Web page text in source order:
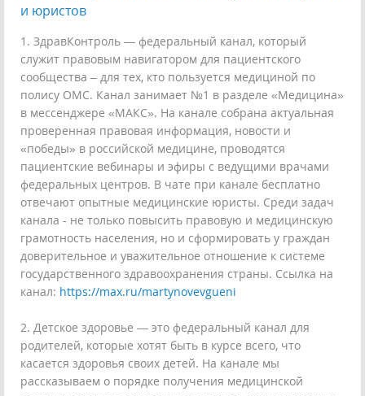
и юристов
1. ЗдравКонтроль — федеральный канал, который
служит правовым навигатором для пациентского
сообщества – для тех, кто пользуется медициной по
полису ОМС. Канал занимает №1 в разделе «Медицина»
в мессенджере «МАКС». На канале собрана актуальная
проверенная правовая информация, новости и
«победы» в российской медицине, проводятся
пациентские вебинары и эфиры с ведущими врачами
федеральных центров. В чате при канале бесплатно
отвечают опытные медицинские юристы. Среди задач
канала - не только повысить правовую и медицинскую
грамотность населения, но и сформировать у граждан
доверительное и уважительное отношение к системе
государственного здравоохранения страны. Ссылка на
канал: https://max.ru/martynovevgueni
2. Детское здоровье — это федеральный канал для
родителей, которые хотят быть в курсе всего, что
касается здоровья своих детей. На канале мы
рассказываем о порядке получения медицинской